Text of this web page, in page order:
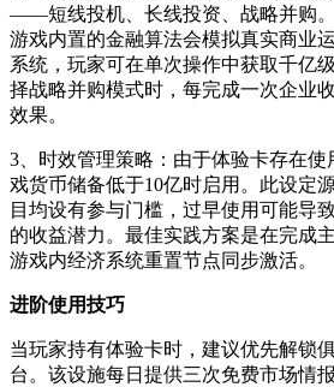
——短线投机、长线投资、战略并购。
游戏内置的金融算法会模拟真实商业
系统，玩家可在单次操作中获取千亿
择战略并购模式时，每完成一次企业
效果。
3、时效管理策略：由于体验卡存在
戏货币储备低于10亿时启用。此设定
目均设有参与门槛，过早使用可能导
的收益潜力。最佳实践方案是在完成
游戏内经济系统重置节点同步激活。
进阶使用技巧
当玩家持有体验卡时，建议优先解锁
台。该设施每日提供三次免费市场情